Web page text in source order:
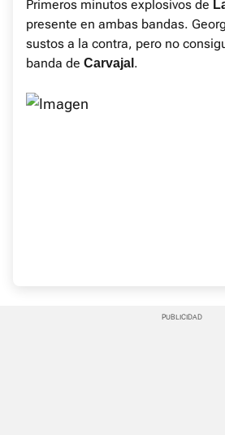
Primeros minutos explosivos de
presente en ambas bandas.
sustos a la contra, pero no
banda de Carvajal .